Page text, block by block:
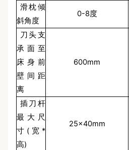
滑枕倾
斜角度
0-8度
刀头支
承面至
床身前
壁间距
离
600mm
插刀杆
最大尺
寸(宽*
高)
25×40mm